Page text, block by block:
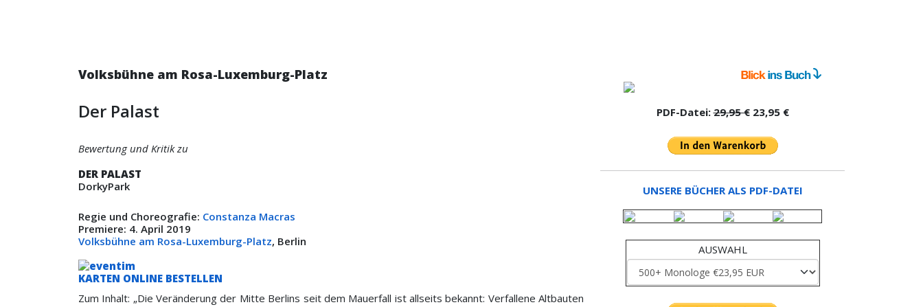
Volksbühne am Rosa-Luxemburg-Platz
Der Palast
Bewertung und Kritik zu
DER PALAST
DorkyPark
Regie und Choreografie: Constanza Macras
Premiere: 4. April 2019
Volksbühne am Rosa-Luxemburg-Platz, Berlin
KARTEN ONLINE BESTELLEN
Zum Inhalt: „Die Veränderung der Mitte Berlins seit dem Mauerfall ist allseits bekannt: Verfallene Altbauten
PDF-Datei:29,95 €23,95 €
UNSERE BÜCHER ALS PDF-DATEI
AUSWAHL